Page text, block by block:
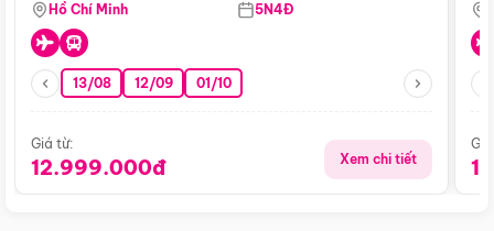
Hồ Chí Minh 5N4Đ
13/08 12/09 01/10
Giá từ:
12.999.000đ Xem chi tiết